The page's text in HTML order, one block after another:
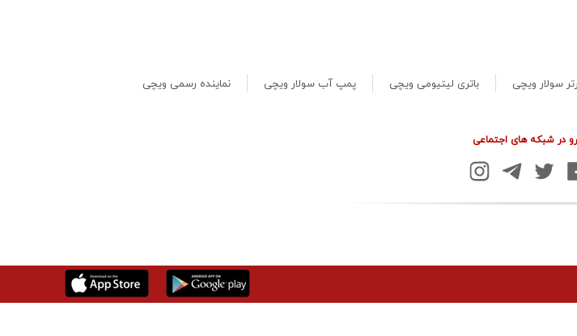
سولار ویچی باتری لیتیومی ویچی پمپ آب سولار ویچی نماینده رسمی ویچی
در شبکه های اجتماعی